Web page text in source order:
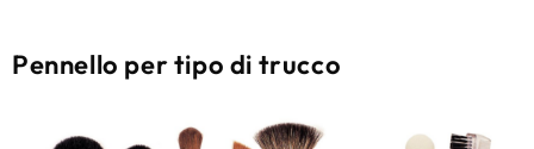
Pennello per tipo di trucco